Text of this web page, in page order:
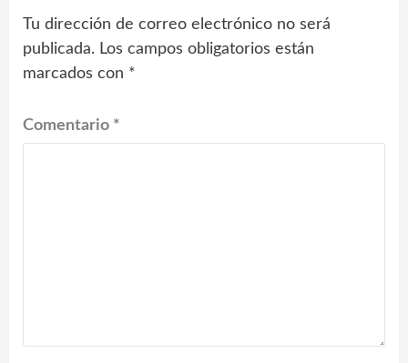
Tu dirección de correo electrónico no será
publicada. Los campos obligatorios están
marcados con *
Comentario *